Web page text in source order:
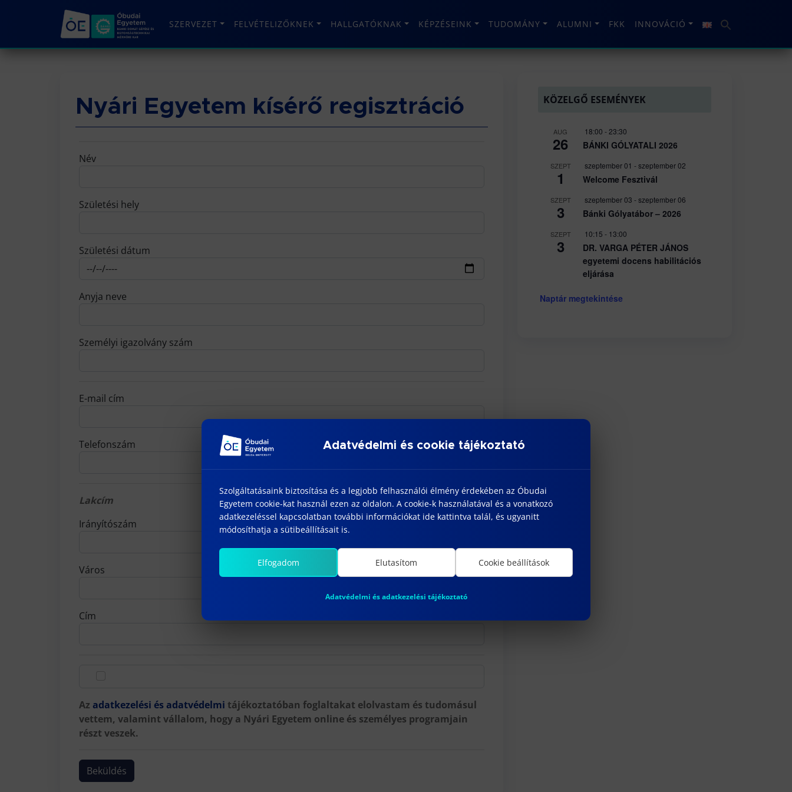
SZERVEZET FELVÉTELIZŐKNEK HALLGATÓKNAK KÉPZÉSEINK TUDOMÁNY ALUMNI FKK INNOVÁCIÓ
Nyári Egyetem kísérő regisztráció
Név
Születési hely
Születési dátum
Anyja neve
Személyi igazolvány szám
E-mail cím
Telefonszám
Lakcím
Irányítószám
Város
Cím
Az adatkezelési és adatvédelmi tájékoztatóban foglaltakat elolvastam és tudomásul
vettem, valamint vállalom, hogy a Nyári Egyetem online és személyes programjain
részt veszek.
KÖZELGŐ ESEMÉNYEK
AUG
26
18:00 - 23:30
BÁNKI GÓLYATALI 2026
SZEPT
1
szeptember 01 -szeptember 02
Welcome Fesztivál
SZEPT
3
szeptember 03 -szeptember 06
Bánki Gólyatábor – 2026
SZEPT
3
10:15 - 13:00
DR. VARGA PÉTER JÁNOS
egyetemi docens habilitációs
eljárása
Naptár megtekintése
Adatvédelmi és cookie tájékoztató
Szolgáltatásaink biztosítása és a legjobb felhasználói élmény érdekében az Óbudai
Egyetem cookie-kat használ ezen az oldalon. A cookie-k használatával és a vonatkozó
adatkezeléssel kapcsolatban további információkat ide kattintva talál, és ugyanitt
módosíthatja a sütibeállításait is.
Elfogadom Elutasítom Cookie beállítások
Adatvédelmi és adatkezelési tájékoztató